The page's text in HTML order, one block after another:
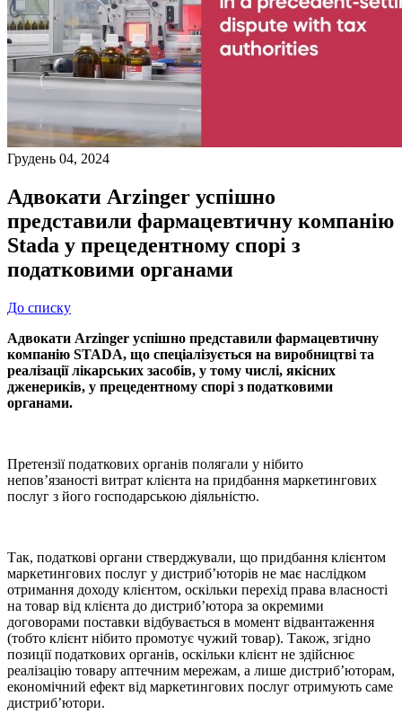
Грудень 04, 2024
Адвокати Arzinger успішно
представили фармацевтичну компанію
Stada у прецедентному спорі з
податковими органами
До списку
Адвокати Arzinger успішно представили фармацевтичну
компанію STADA, що спеціалізується на виробництві та
реалізації лікарських засобів, у тому числі, якісних
дженериків, у прецедентному спорі з податковими
органами.
Претензії податкових органів полягали у нібито
непов’язаності витрат клієнта на придбання маркетингових
послуг з його господарською діяльністю.
Так, податкові органи стверджували, що придбання клієнтом
маркетингових послуг у дистриб’юторів не має наслідком
отримання доходу клієнтом, оскільки перехід права власності
на товар від клієнта до дистриб’ютора за окремими
договорами поставки відбувається в момент відвантаження
(тобто клієнт нібито промотує чужий товар). Також, згідно
позиції податкових органів, оскільки клієнт не здійснює
реалізацію товару аптечним мережам, а лише дистриб’юторам,
економічний ефект від маркетингових послуг отримують саме
дистриб’ютори.